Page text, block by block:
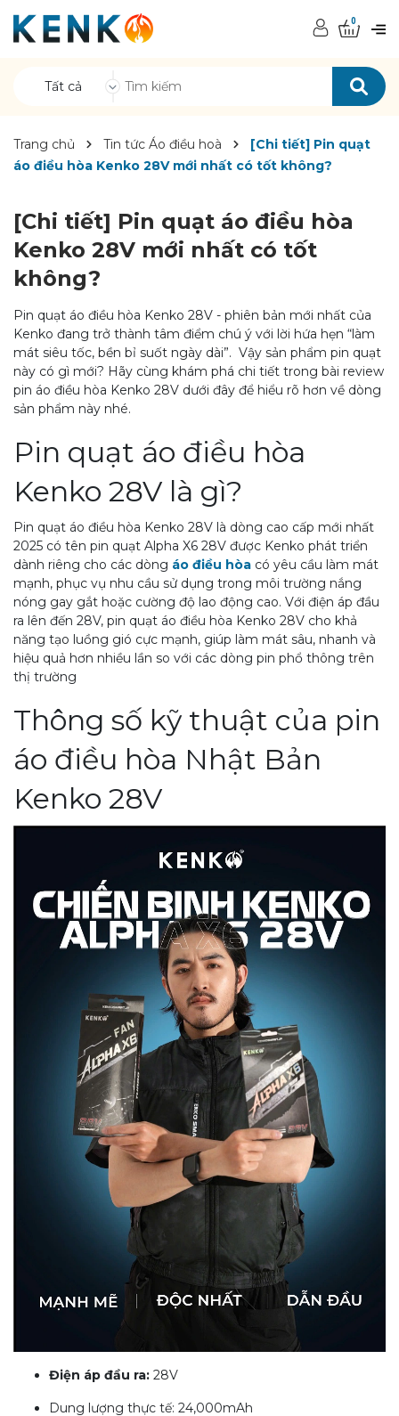
Tất cả
0
Trang chủ Tin tức Áo điều hoà
[Chi tiết] Pin quạt
áo điều hòa Kenko 28V mới nhất có tốt không?
[Chi tiết] Pin quạt áo điều hòa
Kenko 28V mới nhất có tốt
không?
Pin quạt áo điều hòa Kenko 28V - phiên bản mới nhất của
Kenko đang trở thành tâm điểm chú ý với lời hứa hẹn “làm
mát siêu tốc, bền bỉ suốt ngày dài”. Vậy sản phẩm pin quạt
này có gì mới? Hãy cùng khám phá chi tiết trong bài review
pin áo điều hòa Kenko 28V dưới đây để hiểu rõ hơn về dòng
sản phẩm này nhé.
Pin quạt áo điều hòa
Kenko 28V là gì?
Pin quạt áo điều hòa Kenko 28V là dòng cao cấp mới nhất
2025 có tên pin quạt Alpha X6 28V được Kenko phát triển
dành riêng cho các dòng áo điều hòa có yêu cầu làm mát
mạnh, phục vụ nhu cầu sử dụng trong môi trường nắng
nóng gay gắt hoặc cường độ lao động cao. Với điện áp đầu
ra lên đến 28V, pin quạt áo điều hòa Kenko 28V cho khả
năng tạo luồng gió cực mạnh, giúp làm mát sâu, nhanh và
hiệu quả hơn nhiều lần so với các dòng pin phổ thông trên
thị trường
Thông số kỹ thuật của pin
áo điều hòa Nhật Bản
Kenko 28V
Điện áp đầu ra: 28V
Dung lượng thực tế: 24,000mAh